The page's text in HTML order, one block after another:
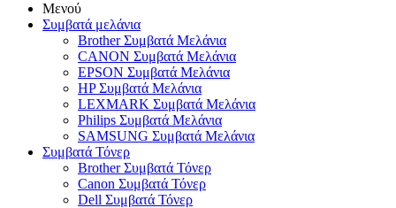
Μενού
Συμβατά μελάνια
Brother Συμβατά Μελάνια
CANON Συμβατά Μελάνια
EPSON Συμβατά Μελάνια
HP Συμβατά Μελάνια
LEXMARK Συμβατά Μελάνια
Philips Συμβατά Μελάνια
SAMSUNG Συμβατά Μελάνια
Συμβατά Τόνερ
Brother Συμβατά Τόνερ
Canon Συμβατά Τόνερ
Dell Συμβατά Τόνερ